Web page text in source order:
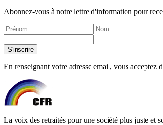
Abonnez-vous à notre lettre d'information pour
S'inscrire
En renseignant votre adresse email, vous acceptez
La voix des retraités pour une société plus juste et